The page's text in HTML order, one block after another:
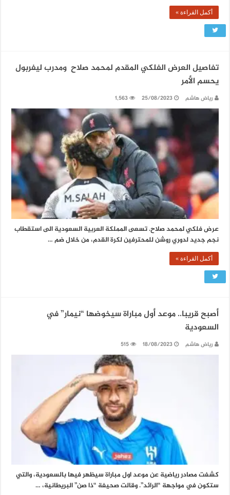
أكمل القراءة »
تفاصيل العرض الفلكي المقدم لمحمد صلاح ومدرب ليفربول
يحسم الأمر
رياض هاشم 25/08/2023
1,563
عرض فلكي لمحمد صلاح. تسعى المملكة العربية السعودية الى استقطاب
نجم جديد لدوري روشن للمحترفين لكرة القدم، من خلال ضم …
أكمل القراءة »
أصبح قريبا.. موعد أول مباراة سيخوضها “نيمار” في
السعودية
رياض هاشم 18/08/2023
515
كشفت مصادر رياضية عن موعد اول مباراة سيظهر فيها بالسعودية، والتي
ستكون في مواجهة “الرائد”. وقالت صحيفة “ذا صن” البريطانية، …